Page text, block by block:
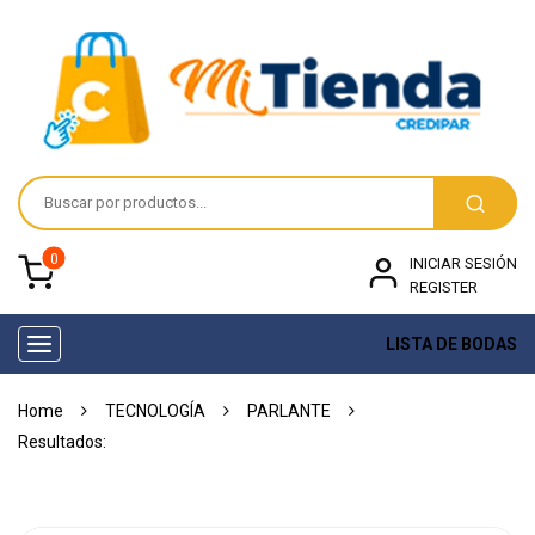
0
INICIAR SESIÓN
REGISTER
Toggle
navigation
LISTA DE BODAS
Home TECNOLOGÍA PARLANTE